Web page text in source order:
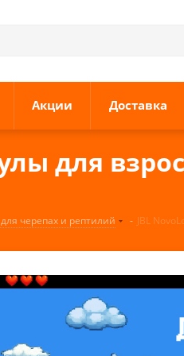
Акции Доставка
для
черепах и рептилий - JBL